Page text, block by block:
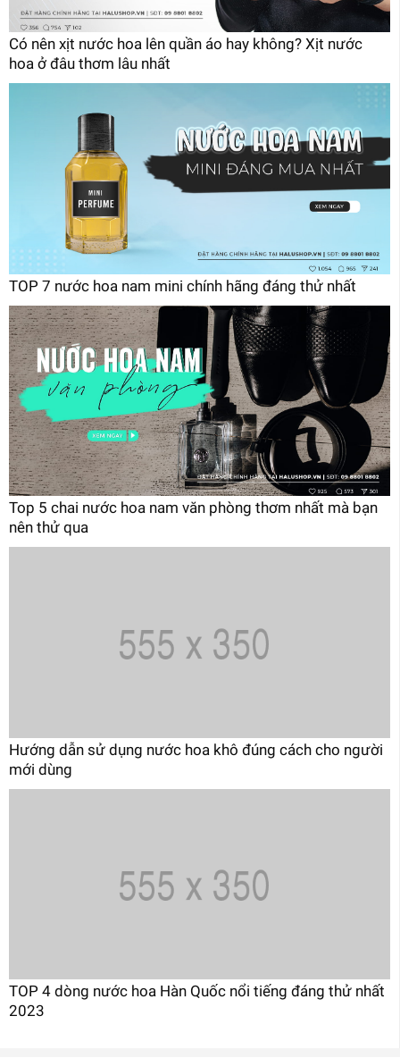
Có nên xịt nước hoa lên quần áo hay không? Xịt nước
hoa ở đâu thơm lâu nhất
TOP 7 nước hoa nam mini chính hãng đáng thử nhất
Top 5 chai nước hoa nam văn phòng thơm nhất mà bạn
nên thử qua
Hướng dẫn sử dụng nước hoa khô đúng cách cho người
mới dùng
TOP 4 dòng nước hoa Hàn Quốc nổi tiếng đáng thử nhất
2023